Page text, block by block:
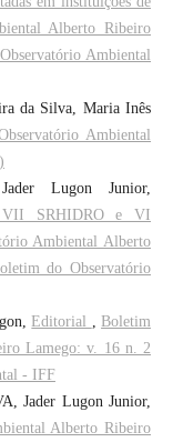
Alberto Ribeiro
Ambiental
da Silva, Maria Inês
Ambiental
Lugon Junior,
VII SRHIDRO e VI
Ambiental Alberto
do Observatório
Editorial
Boletim
Lamego: v. 16 n. 2
- IFF
Jader Lugon Junior,
Alberto Ribeiro